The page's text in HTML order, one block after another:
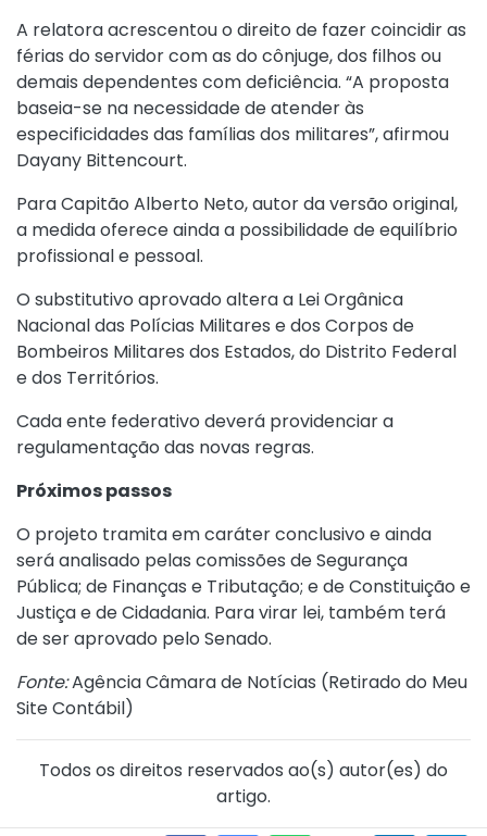
A relatora acrescentou o direito de fazer coincidir as
férias do servidor com as do cônjuge, dos filhos ou
demais dependentes com deficiência. “A proposta
baseia-se na necessidade de atender às
especificidades das famílias dos militares”, afirmou
Dayany Bittencourt.
Para Capitão Alberto Neto, autor da versão original,
a medida oferece ainda a possibilidade de equilíbrio
profissional e pessoal.
O substitutivo aprovado altera a Lei Orgânica
Nacional das Polícias Militares e dos Corpos de
Bombeiros Militares dos Estados, do Distrito Federal
e dos Territórios.
Cada ente federativo deverá providenciar a
regulamentação das novas regras.
Próximos passos
O projeto tramita em caráter conclusivo e ainda
será analisado pelas comissões de Segurança
Pública; de Finanças e Tributação; e de Constituição e
Justiça e de Cidadania. Para virar lei, também terá
de ser aprovado pelo Senado.
Fonte:Agência Câmara de Notícias (Retirado do Meu
Site Contábil)
Todos os direitos reservados ao(s) autor(es) do
artigo.